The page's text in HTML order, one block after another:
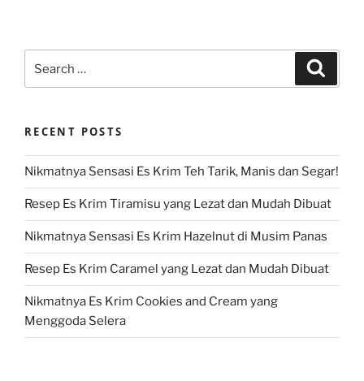
for:
RECENT POSTS
Nikmatnya Sensasi Es Krim Teh Tarik, Manis dan Segar!
Resep Es Krim Tiramisu yang Lezat dan Mudah Dibuat
Nikmatnya Sensasi Es Krim Hazelnut di Musim Panas
Resep Es Krim Caramel yang Lezat dan Mudah Dibuat
Nikmatnya Es Krim Cookies and Cream yang
Menggoda Selera